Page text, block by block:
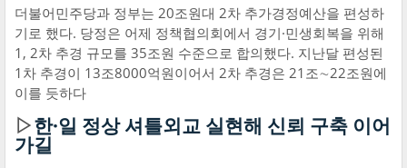
더불어민주당과 정부는 20조원대 2차 추가경정예산을 편성하
기로 했다. 당정은 어제 정책협의회에서 경기·민생회복을 위해
1, 2차 추경 규모를 35조원 수준으로 합의했다. 지난달 편성된
1차 추경이 13조8000억원이어서 2차 추경은 21조∼22조원에
이를 듯하다
▷한·일 정상 셔틀외교 실현해 신뢰 구축 이어
가길